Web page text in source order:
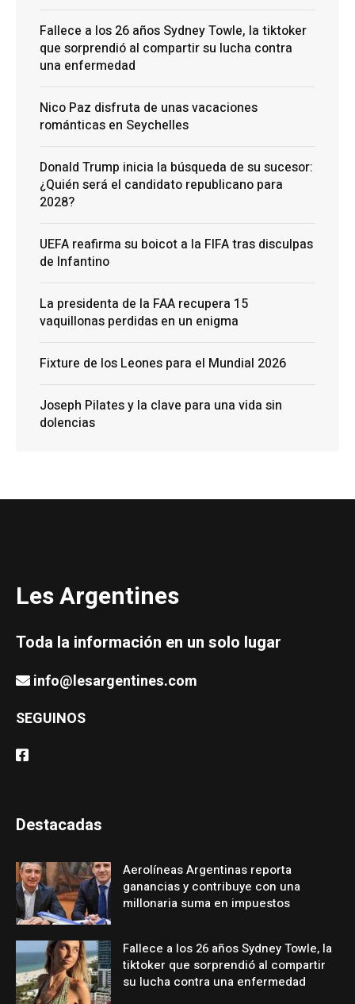
Fallece a los 26 años Sydney Towle, la tiktoker
que sorprendió al compartir su lucha contra
una enfermedad
Nico Paz disfruta de unas vacaciones
románticas en Seychelles
Donald Trump inicia la búsqueda de su sucesor:
¿Quién será el candidato republicano para
2028?
UEFA reafirma su boicot a la FIFA tras disculpas
de Infantino
La presidenta de la FAA recupera 15
vaquillonas perdidas en un enigma
Fixture de los Leones para el Mundial 2026
Joseph Pilates y la clave para una vida sin
dolencias
Les Argentines
Toda la información en un solo lugar
info@lesargentines.com
SEGUINOS
Destacadas
Aerolíneas Argentinas reporta
ganancias y contribuye con una
millonaria suma en impuestos
Fallece a los 26 años Sydney Towle, la
tiktoker que sorprendió al compartir
su lucha contra una enfermedad